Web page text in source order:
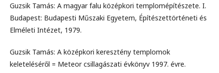
Guzsik Tamás: A magyar falu középkori templomépítészete. I.
Budapest: Budapesti Műszaki Egyetem, Építészettörténeti és
Elméleti Intézet, 1979.
Guzsik Tamás: A középkori keresztény templomok
keleteléséről = Meteor csillagászati évkönyv 1997. évre.